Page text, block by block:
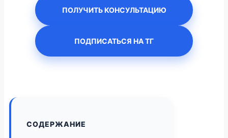
ПОЛУЧИТЬ КОНСУЛЬТАЦИЮ
ПОДПИСАТЬСЯ НА ТГ
СОДЕРЖАНИЕ